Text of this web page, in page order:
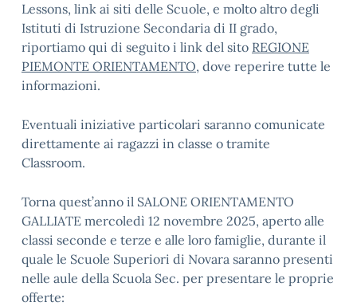
Lessons, link ai siti delle Scuole, e molto altro degli
Istituti di Istruzione Secondaria di II grado,
riportiamo qui di seguito i link del sito REGIONE
PIEMONTE ORIENTAMENTO, dove reperire tutte le
informazioni.
Eventuali iniziative particolari saranno comunicate
direttamente ai ragazzi in classe o tramite
Classroom.
Torna quest’anno il SALONE ORIENTAMENTO
GALLIATE mercoledì 12 novembre 2025, aperto alle
classi seconde e terze e alle loro famiglie, durante il
quale le Scuole Superiori di Novara saranno presenti
nelle aule della Scuola Sec. per presentare le proprie
offerte: